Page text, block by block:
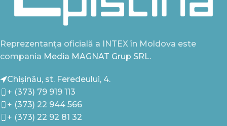
Reprezentanța oficială a INTEX în Moldova este
compania Media MAGNAT Grup SRL.
Chișinău, st. Feredeului, 4.
+ (373) 79 919 113
+ (373) 22 944 566
+ (373) 22 92 81 32